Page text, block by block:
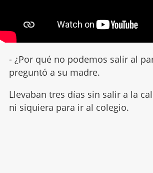
- ¿Por qué no podemos salir al
preguntó a su madre.
Llevaban tres días sin salir a la
ni siquiera para ir al colegio.